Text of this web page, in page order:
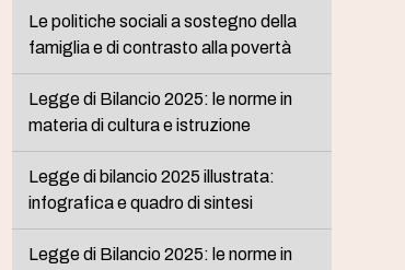
Le politiche sociali a sostegno della
famiglia e di contrasto alla povertà
Legge di Bilancio 2025: le norme in
materia di cultura e istruzione
Legge di bilancio 2025 illustrata:
infografica e quadro di sintesi
Legge di Bilancio 2025: le norme in